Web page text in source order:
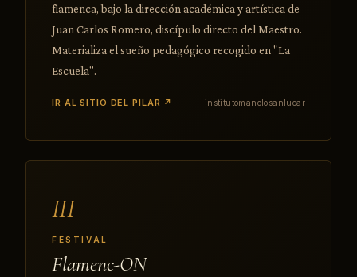
flamenca, bajo la dirección académica y artística de
Juan Carlos Romero, discípulo directo del Maestro.
Materializa el sueño pedagógico recogido en "La
Escuela".
IR AL SITIO DEL PILAR ↗ institutomanolosanlucar
III
FESTIVAL
Flamenc-ON